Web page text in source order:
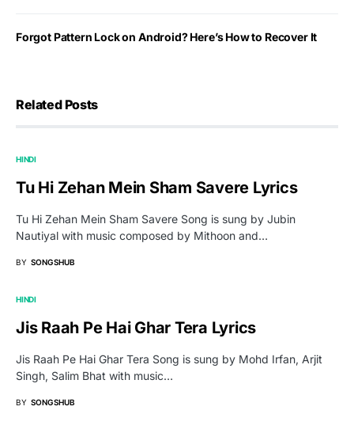
Forgot Pattern Lock on Android? Here’s How to Recover It
Related Posts
HINDI
Tu Hi Zehan Mein Sham Savere Lyrics
Tu Hi Zehan Mein Sham Savere Song is sung by Jubin
Nautiyal with music composed by Mithoon and…
BY SONGSHUB
HINDI
Jis Raah Pe Hai Ghar Tera Lyrics
Jis Raah Pe Hai Ghar Tera Song is sung by Mohd Irfan, Arjit
Singh, Salim Bhat with music…
BY SONGSHUB